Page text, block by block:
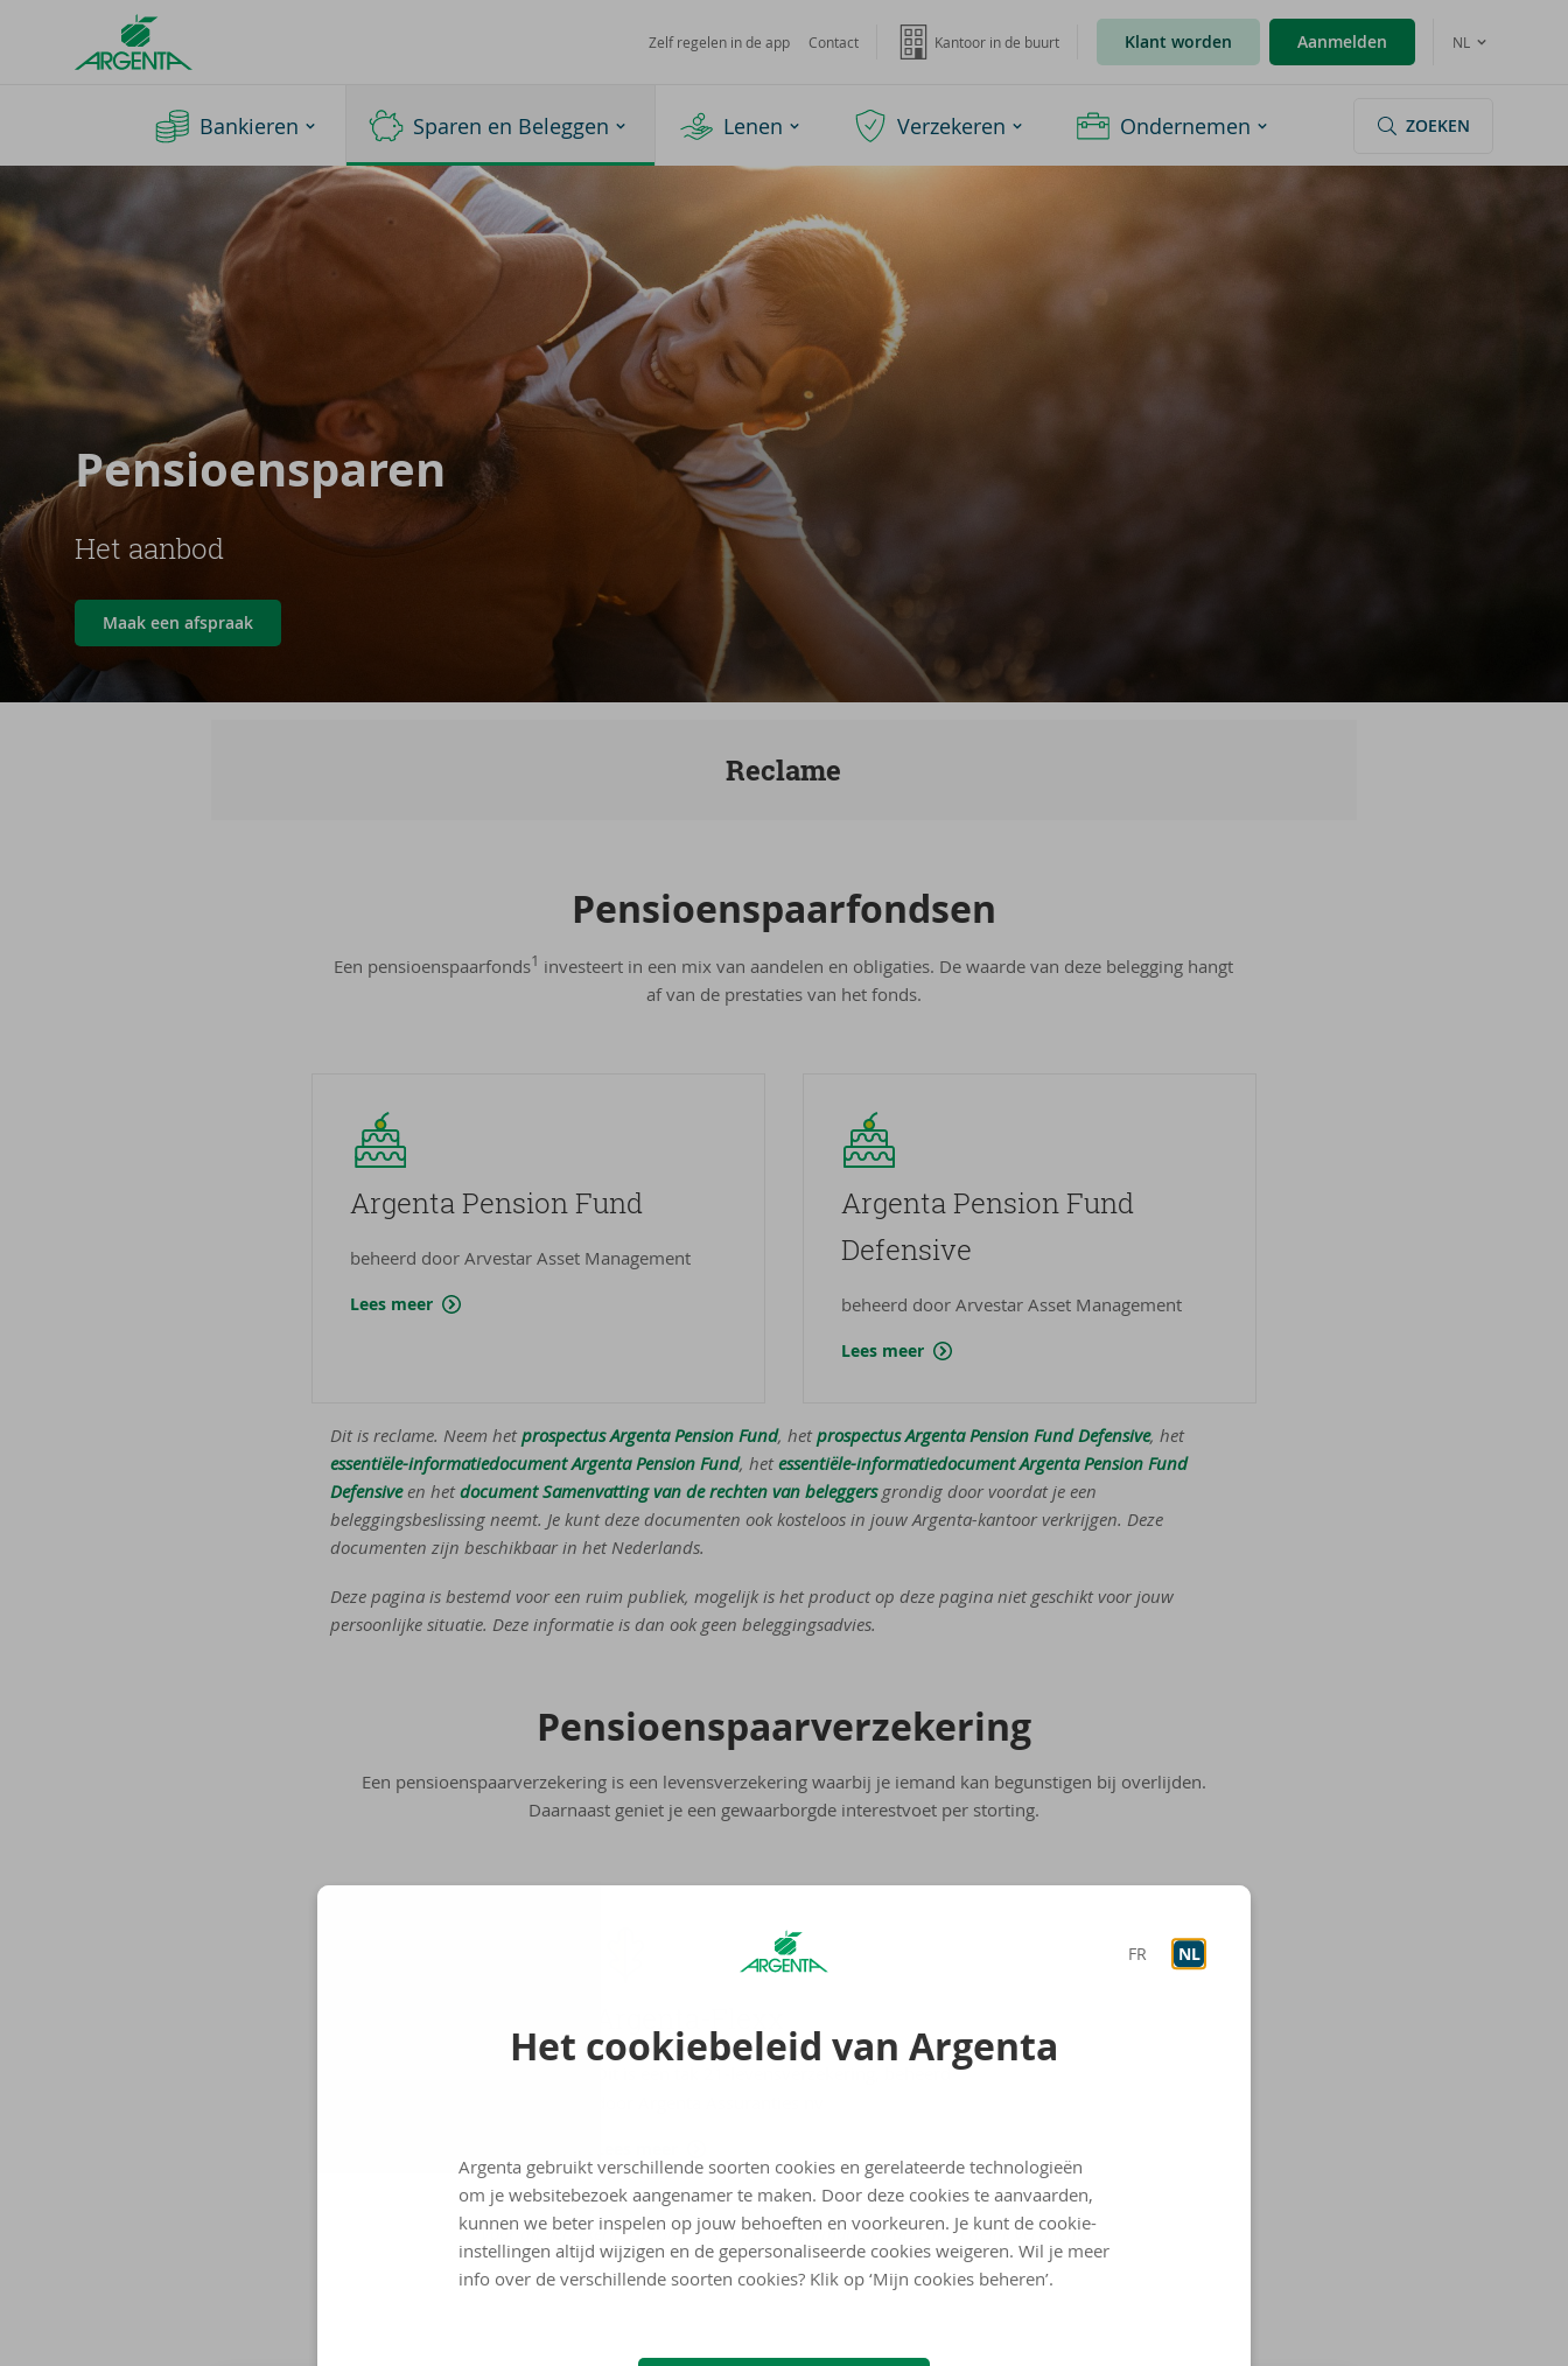
FR NL
Het cookiebeleid van Argenta
Argenta gebruikt verschillende soorten cookies en gerelateerde technologieën
om je websitebezoek aangenamer te maken. Door deze cookies te aanvaarden,
kunnen we beter inspelen op jouw behoeften en voorkeuren. Je kunt de cookie-
instellingen altijd wijzigen en de gepersonaliseerde cookies weigeren. Wil je meer
info over de verschillende soorten cookies? Klik op ‘Mijn cookies beheren’.
Argenta
Homepage
Zelf regelen in de app Contact Kantoor in de buurt Klant worden Aanmelden NL
Bankieren Sparen en Beleggen Lenen Verzekeren Ondernemen ZOEKEN
Pen­si­oen­spa­ren
Het aanbod
Maak een afspraak
Reclame
Pen­si­oens­paar­fond­sen
Een pensioenspaarfonds1 investeert in een mix van aandelen en obligaties. De waarde van deze belegging hangt
af van de prestaties van het fonds.
Argenta Pen­si­on Fund
beheerd door Arvestar Asset Management
Lees meer
Argenta Pen­si­on Fund
De­fen­si­ve
beheerd door Arvestar Asset Management
Lees meer
Dit is reclame. Neem hetprospectus Argenta Pension Fund, hetprospectus Argenta Pension Fund Defensive, het
essentiële-informatiedocument Argenta Pension Fund, hetessentiële-informatiedocument Argenta Pension Fund
Defensiveen hetdocument Samenvatting van de rechten van beleggersgrondig door voordat je een
beleggingsbeslissing neemt. Je kunt deze documenten ook kosteloos in jouw Argenta-kantoor verkrijgen. Deze
documenten zijn beschikbaar in het Nederlands.
Deze pagina is bestemd voor een ruim publiek, mogelijk is het product op deze pagina niet geschikt voor jouw
persoonlijke situatie. Deze informatie is dan ook geen beleggingsadvies.
Pen­si­oens­paar­ver­ze­ke­ring
Een pensioenspaarverzekering is een levensverzekering waarbij je iemand kan begunstigen bij overlijden.
Daarnaast geniet je een gewaarborgde interestvoet per storting.
Voor dit verzekeringsproduct is er geen informatiedocument wettelijk verplicht.